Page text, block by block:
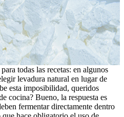
todas las recetas: en algunos
levadura natural en lugar de
esta imposibilidad, queridos
cocina? Bueno, la respuesta es
fermentar directamente dentro